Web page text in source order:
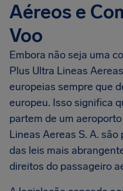
Aéreos e
Voo
Embora não seja uma
Plus Ultra Lineas
europeias sempre que
europeu. Isso significa
partem de um
Lineas Aereas S. A. são
das leis mais
direitos do passageiro